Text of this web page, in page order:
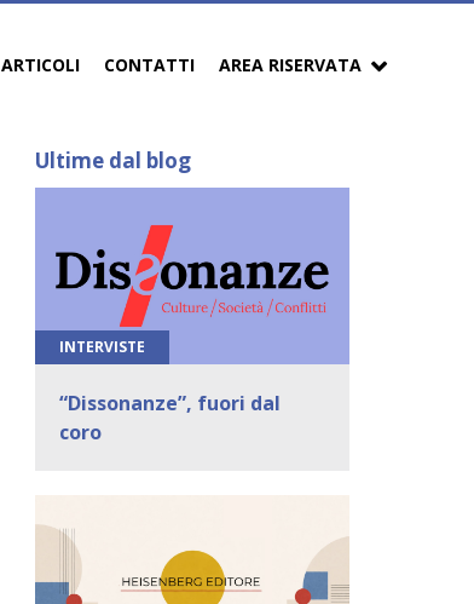
ARTICOLI CONTATTI AREA RISERVATA
Ultime dal blog
INTERVISTE
“Dissonanze”, fuori dal
coro